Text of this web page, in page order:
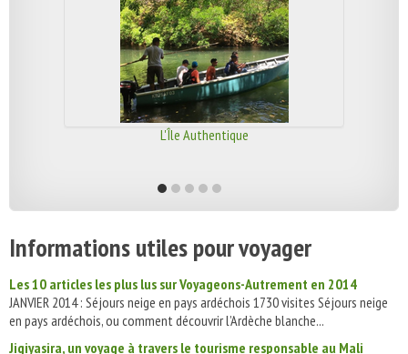
L'Île Authentique
Informations utiles pour voyager
Les 10 articles les plus lus sur Voyageons-Autrement en 2014
JANVIER 2014 : Séjours neige en pays ardéchois 1730 visites Séjours neige
en pays ardéchois, ou comment découvrir l’Ardèche blanche...
Jigiyasira, un voyage à travers le tourisme responsable au Mali